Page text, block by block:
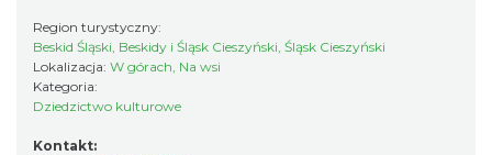
Region turystyczny:
Beskid Śląski, Beskidy i Śląsk Cieszyński, Śląsk Cieszyński
Lokalizacja: W górach, Na wsi
Kategoria:
Dziedzictwo kulturowe
Kontakt: